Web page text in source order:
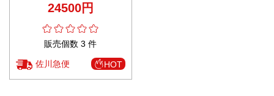
24500円
販売個数 3 件
佐川急便 HOT